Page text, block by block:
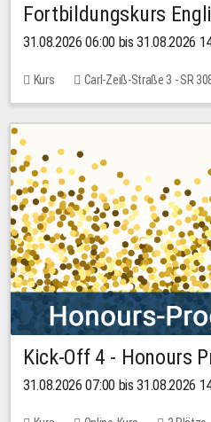
Fortbildungskurs
31.08.2026 06:00 bis 31.08.2026
Kurs Carl-Zeiß-Straße 3 - SR
Kick-Off 4 - Honours
31.08.2026 07:00 bis 31.08.2026